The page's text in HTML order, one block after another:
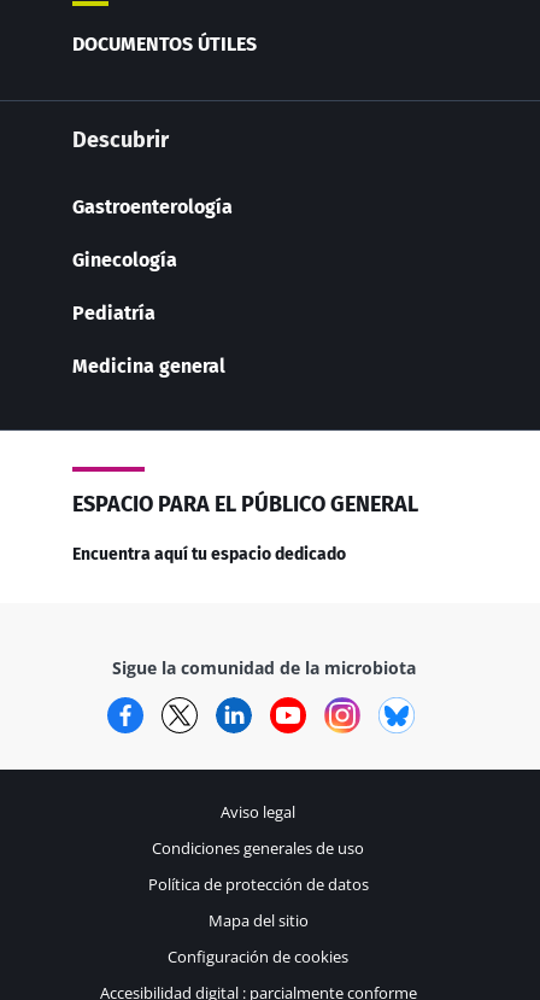
DOCUMENTOS ÚTILES
Descubrir
Gastroenterología
Ginecología
Pediatría
Medicina general
ESPACIO PARA EL PÚBLICO GENERAL
Encuentra aquí tu espacio dedicado
Sigue la comunidad de la microbiota
FacebookTwitterLinkedInYouTubeInstagram
Aviso legal
Condiciones generales de uso
Política de protección de datos
Mapa del sitio
Configuración de cookies
Accesibilidad digital : parcialmente conforme